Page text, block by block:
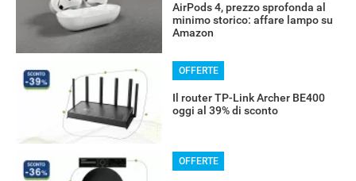
AirPods 4, prezzo sprofonda al
minimo storico: affare lampo su
Amazon
OFFERTE
Il router TP-Link Archer BE400
oggi al 39% di sconto
OFFERTE